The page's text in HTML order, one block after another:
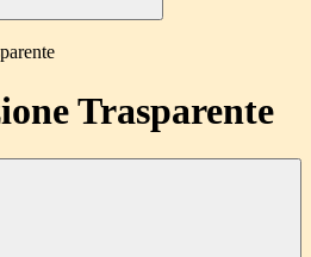
Trasparente